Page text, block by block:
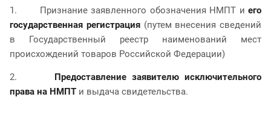
1. Признание заявленного обозначения НМПТ и его
государственная регистрация(путем внесения сведений
в Государственный реестр наименований мест
происхождений товаров Российской Федерации)
2. Предоставление заявителю исключительного
права на НМПТ и выдача свидетельства.